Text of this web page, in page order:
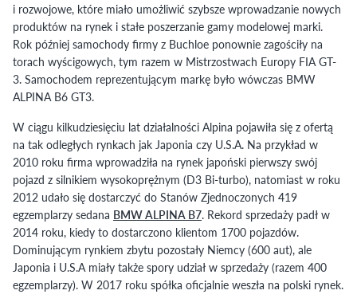
i rozwojowe, które miało umożliwić szybsze wprowadzanie nowych
produktów na rynek i stałe poszerzanie gamy modelowej marki.
Rok później samochody firmy z Buchloe ponownie zagościły na
torach wyścigowych, tym razem w Mistrzostwach Europy FIA GT-
3. Samochodem reprezentującym markę było wówczas BMW
ALPINA B6 GT3.
W ciągu kilkudziesięciu lat działalności Alpina pojawiła się z ofertą
na tak odległych rynkach jak Japonia czy U.S.A. Na przykład w
2010 roku firma wprowadziła na rynek japoński pierwszy swój
pojazd z silnikiem wysokoprężnym (D3 Bi-turbo), natomiast w roku
2012 udało się dostarczyć do Stanów Zjednoczonych 419
egzemplarzy sedana BMW ALPINA B7. Rekord sprzedaży padł w
2014 roku, kiedy to dostarczono klientom 1700 pojazdów.
Dominującym rynkiem zbytu pozostały Niemcy (600 aut), ale
Japonia i U.S.A miały także spory udział w sprzedaży (razem 400
egzemplarzy). W 2017 roku spółka oficjalnie weszła na polski rynek.